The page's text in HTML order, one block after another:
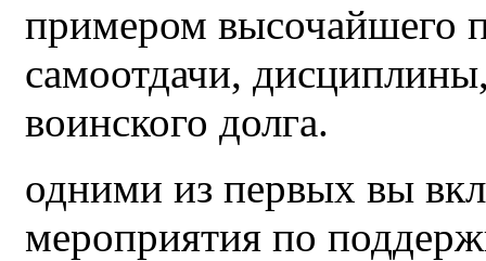
примером высочайшего
самоотдачи,
воинского долга.
одними из первых вы
мероприятия по